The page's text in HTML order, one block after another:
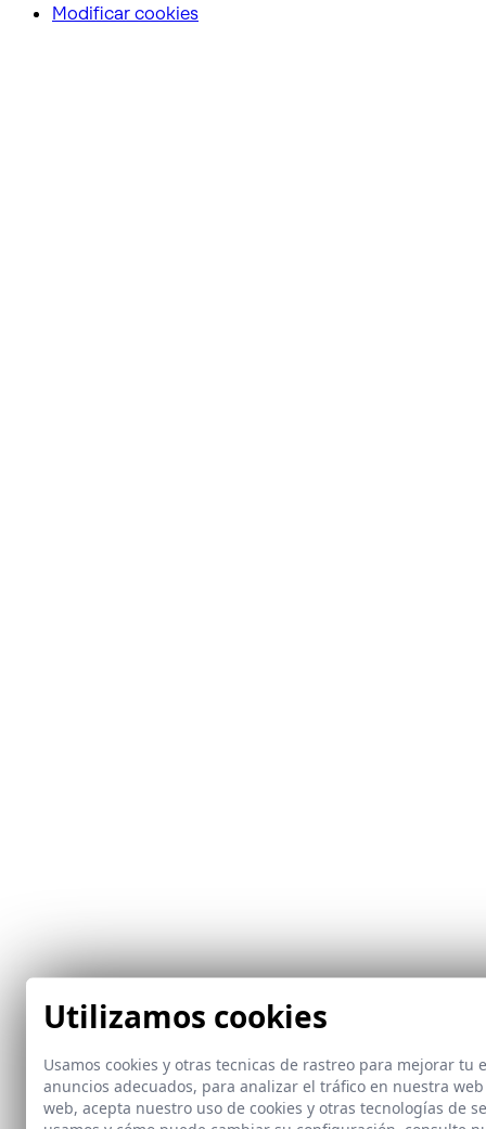
Modificar cookies
Utilizamos cookies
Usamos cookies y otras tecnicas de rastreo para mejorar
anuncios adecuados, para analizar el tráfico en nuestra
web, acepta nuestro uso de cookies y otras tecnologías de